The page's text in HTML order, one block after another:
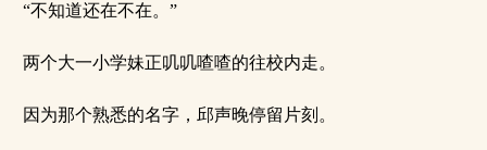
“不知道还在不在。”
两个大一小学妹正叽叽喳喳的往校内走。
因为那个熟悉的名字，邱声晚停留片刻。